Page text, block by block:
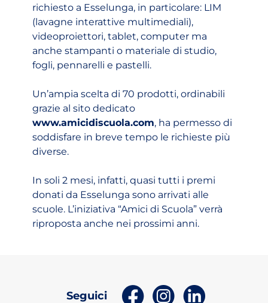
richiesto a Esselunga, in particolare: LIM
(lavagne interattive multimediali),
videoproiettori, tablet, computer ma
anche stampanti o materiale di studio,
fogli, pennarelli e pastelli.
Un’ampia scelta di 70 prodotti, ordinabili
grazie al sito dedicato
www.amicidiscuola.com, ha permesso di
soddisfare in breve tempo le richieste più
diverse.
In soli 2 mesi, infatti, quasi tutti i premi
donati da Esselunga sono arrivati alle
scuole. L’iniziativa “Amici di Scuola” verrà
riproposta anche nei prossimi anni.
Seguici (apri in un nuovo tab)
(apri in un nuovo